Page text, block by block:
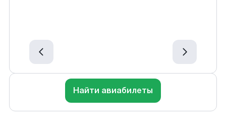
Найти авиабилеты